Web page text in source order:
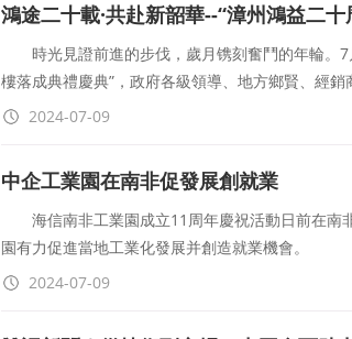
鴻途二十載·共赴新韶華--“漳州鴻益二
時光見證前進的步伐，歲月镌刻奮鬥的年輪。7
樓落成典禮慶典”，政府各級領導、地方鄉賢、經銷
2024-07-09
中企工業園在南非促發展創就業
海信南非工業園成立11周年慶祝活動日前在南
園有力促進當地工業化發展并創造就業機會。
2024-07-09